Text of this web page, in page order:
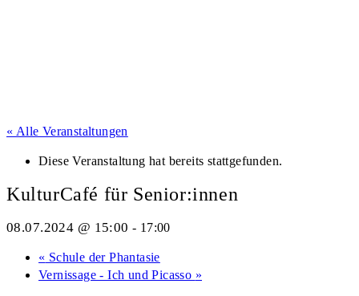
« Alle Veranstaltungen
Diese Veranstaltung hat bereits stattgefunden.
KulturCafé für Senior:innen
08.07.2024 @ 15:00 - 17:00
« Schule der Phantasie
Vernissage - Ich und Picasso »